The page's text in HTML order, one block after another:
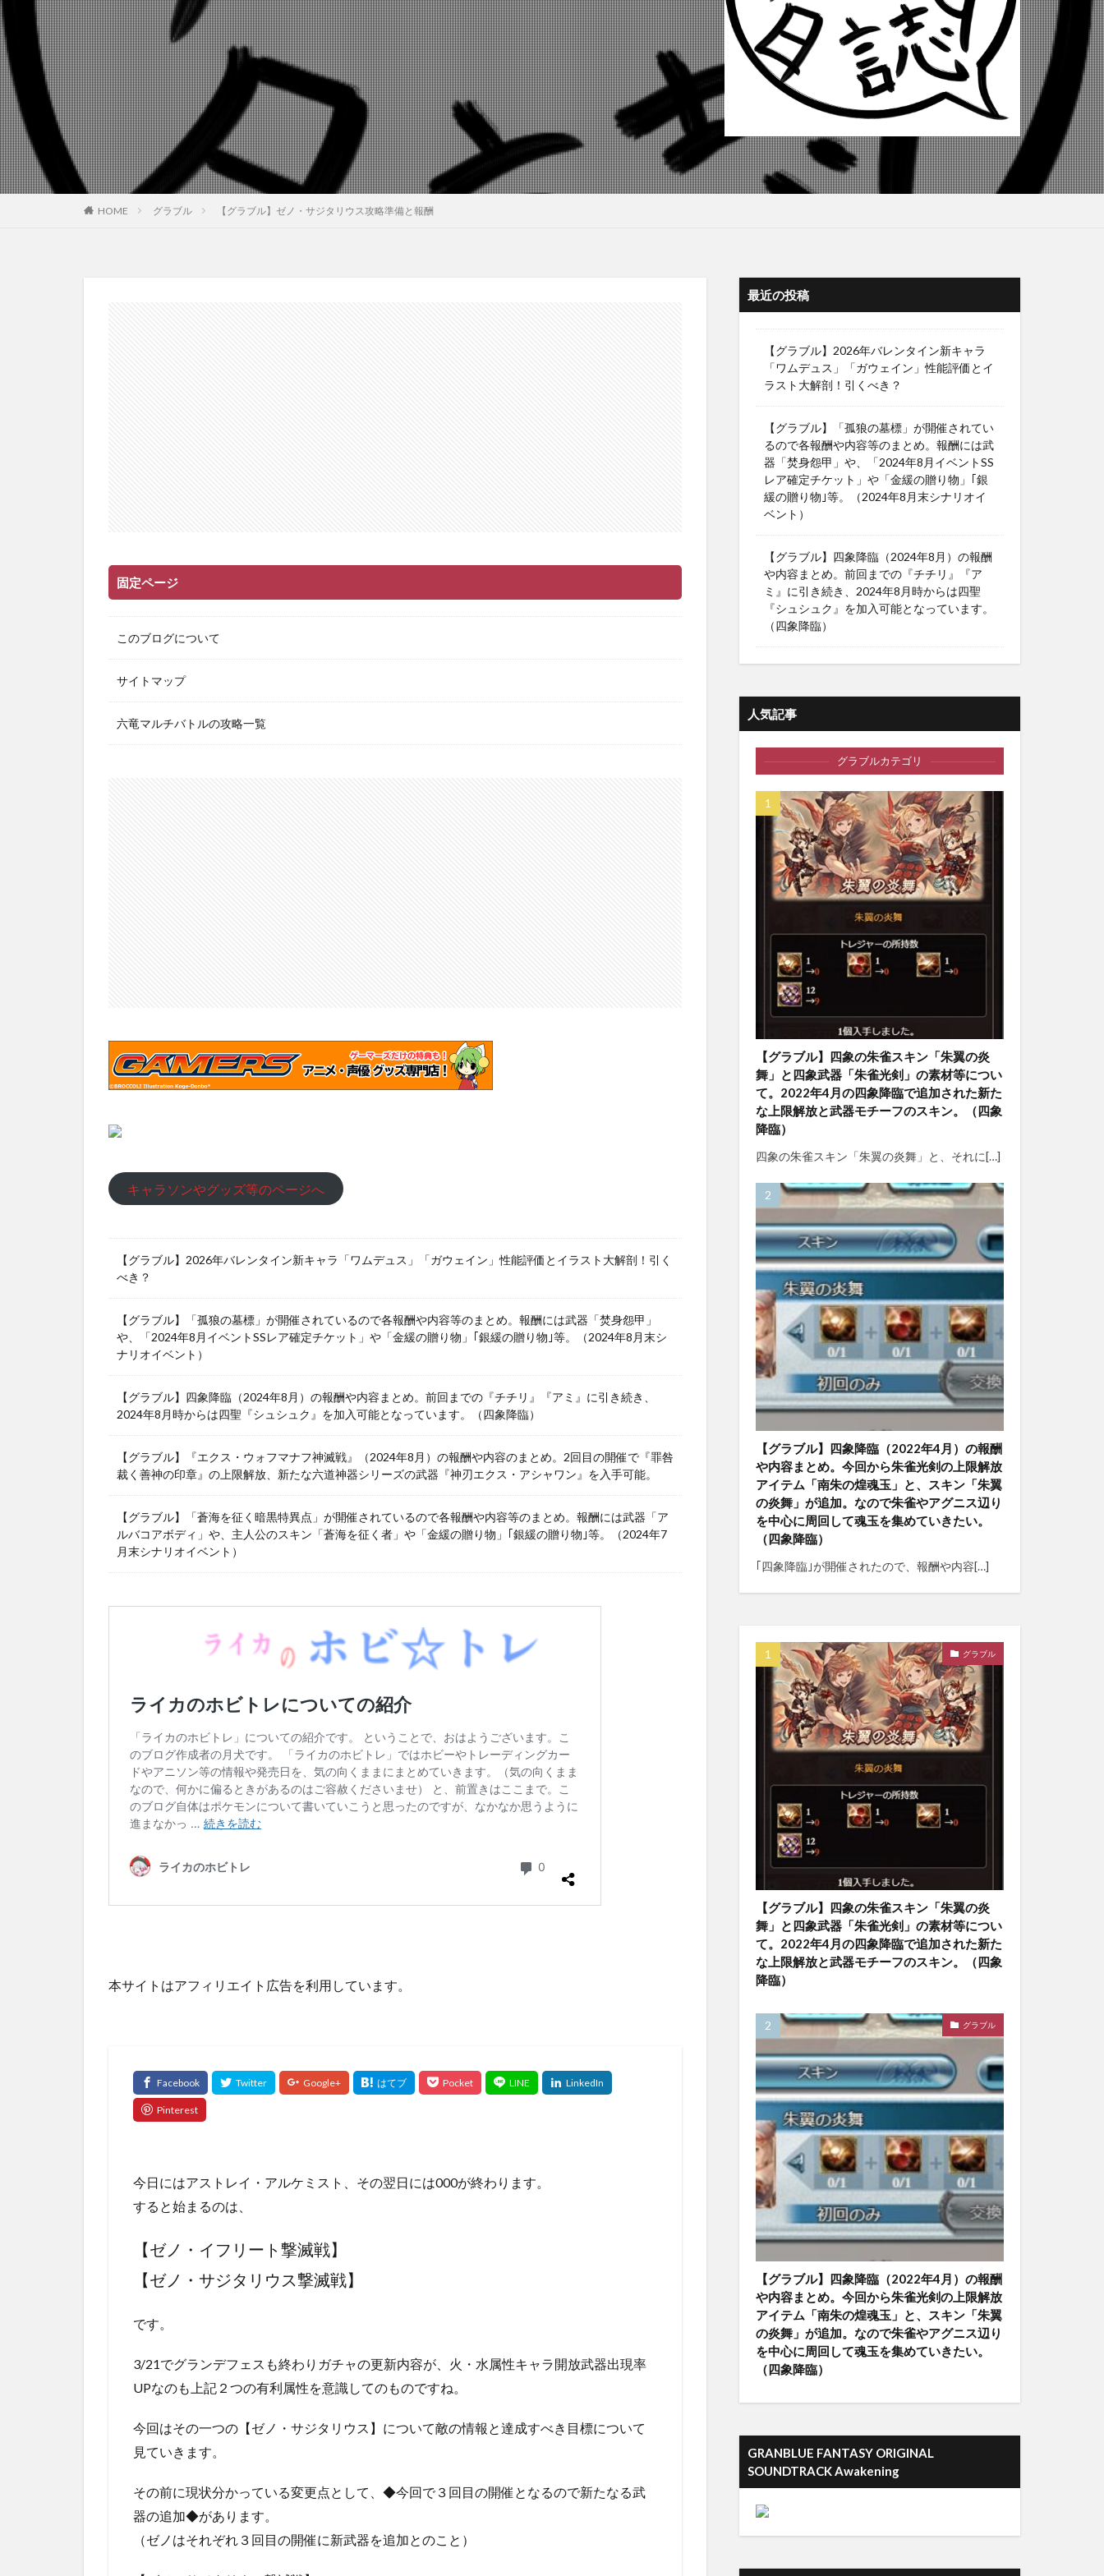
HOME グラブル 【グラブル】ゼノ・サジタリウス攻略準備と報酬
固定ページ
このブログについて
サイトマップ
六竜マルチバトルの攻略一覧
キャラソンやグッズ等のページへ
【グラブル】2026年バレンタイン新キャラ「ワムデュス」「ガウェイン」性能評価とイラスト大解剖！引く
べき？
【グラブル】「孤狼の墓標」が開催されているので各報酬や内容等のまとめ。報酬には武器「焚身怨甲」
や、「2024年8月イベントSSレア確定チケット」や「金緩の贈り物」｢銀緩の贈り物｣等。（2024年8月末シ
ナリオイベント）
【グラブル】四象降臨（2024年8月）の報酬や内容まとめ。前回までの『チチリ』『アミ』に引き続き、
2024年8月時からは四聖『シュシュク』を加入可能となっています。（四象降臨）
【グラブル】『エクス・ウォフマナフ神滅戦』（2024年8月）の報酬や内容のまとめ。2回目の開催で『罪咎
裁く善神の印章』の上限解放、新たな六道神器シリーズの武器『神刃エクス・アシャワン』を入手可能。
【グラブル】「蒼海を征く暗黒特異点」が開催されているので各報酬や内容等のまとめ。報酬には武器「ア
ルバコアボディ」や、主人公のスキン「蒼海を征く者」や「金緩の贈り物」｢銀緩の贈り物｣等。（2024年7
月末シナリオイベント）
本サイトはアフィリエイト広告を利用しています。
今日にはアストレイ・アルケミスト、その翌日には000が終わります。
すると始まるのは、
【ゼノ・イフリート撃滅戦】
【ゼノ・サジタリウス撃滅戦】
です。
3/21でグランデフェスも終わりガチャの更新内容が、火・水属性キャラ開放武器出現率
UPなのも上記２つの有利属性を意識してのものですね。
今回はその一つの【ゼノ・サジタリウス】について敵の情報と達成すべき目標について
見ていきます。
その前に現状分かっている変更点として、◆今回で３回目の開催となるので新たなる武
器の追加◆があります。
（ゼノはそれぞれ３回目の開催に新武器を追加とのこと）
最近の投稿
【グラブル】2026年バレンタイン新キャラ
「ワムデュス」「ガウェイン」性能評価とイ
ラスト大解剖！引くべき？
【グラブル】「孤狼の墓標」が開催されてい
るので各報酬や内容等のまとめ。報酬には武
器「焚身怨甲」や、「2024年8月イベントSS
レア確定チケット」や「金緩の贈り物」｢銀
緩の贈り物｣等。（2024年8月末シナリオイ
ベント）
【グラブル】四象降臨（2024年8月）の報酬
や内容まとめ。前回までの『チチリ』『ア
ミ』に引き続き、2024年8月時からは四聖
『シュシュク』を加入可能となっています。
（四象降臨）
人気記事
グラブルカテゴリ
【グラブル】四象の朱雀スキン「朱翼の炎
舞」と四象武器「朱雀光剣」の素材等につい
て。2022年4月の四象降臨で追加された新た
な上限解放と武器モチーフのスキン。（四象
降臨）
四象の朱雀スキン「朱翼の炎舞」と、それに[…]
【グラブル】四象降臨（2022年4月）の報酬
や内容まとめ。今回から朱雀光剣の上限解放
アイテム「南朱の煌魂玉」と、スキン「朱翼
の炎舞」が追加。なので朱雀やアグニス辺り
を中心に周回して魂玉を集めていきたい。
（四象降臨）
｢四象降臨｣が開催されたので、報酬や内容[…]
グラブル
【グラブル】四象の朱雀スキン「朱翼の炎
舞」と四象武器「朱雀光剣」の素材等につい
て。2022年4月の四象降臨で追加された新た
な上限解放と武器モチーフのスキン。（四象
降臨）
グラブル
【グラブル】四象降臨（2022年4月）の報酬
や内容まとめ。今回から朱雀光剣の上限解放
アイテム「南朱の煌魂玉」と、スキン「朱翼
の炎舞」が追加。なので朱雀やアグニス辺り
を中心に周回して魂玉を集めていきたい。
（四象降臨）
GRANBLUE FANTASY ORIGINAL
SOUNDTRACK Awakening